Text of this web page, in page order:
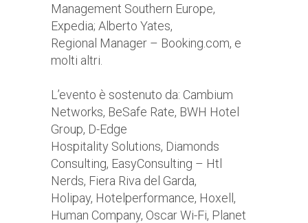
Management Southern Europe,
Expedia; Alberto Yates,
Regional Manager – Booking.com, e
molti altri.
L’evento è sostenuto da: Cambium
Networks, BeSafe Rate, BWH Hotel
Group, D-Edge
Hospitality Solutions, Diamonds
Consulting, EasyConsulting – Htl
Nerds, Fiera Riva del Garda,
Holipay, Hotelperformance, Hoxell,
Human Company, Oscar Wi-Fi, Planet